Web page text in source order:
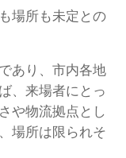
場所も未定との
あり、市内各地
、来場者にとっ
や物流拠点とし
場所は限られそ